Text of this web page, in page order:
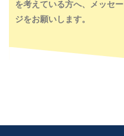
を考えている方へ、メッセー
ジをお願いします。